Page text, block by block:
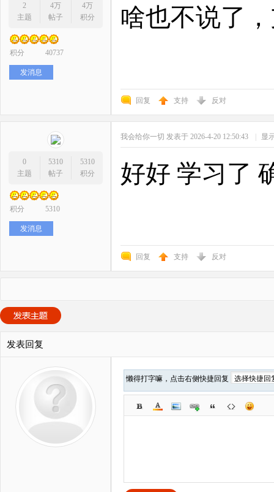
2
主题
4万
帖子
4万
积分
积分 40737
发消息
啥也不说了
回复 支持 反对
0
主题
5310
帖子
5310
积分
积分 5310
发消息
我会给你一切 发表于 2026-4-20 12:50:43 | 显
好好 学习了
回复 支持 反对
发表回复
懒得打字嘛，点击右侧快捷回复